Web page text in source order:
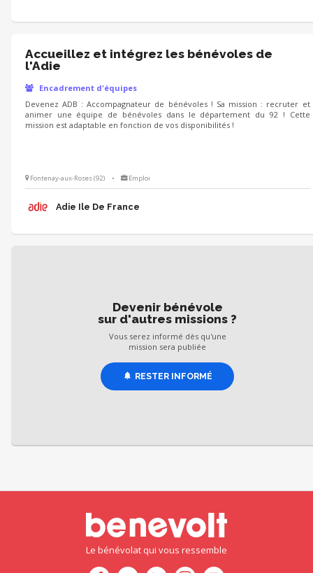
Accueillez et intégrez les bénévoles de
l'Adie
Encadrement d'équipes
Devenez ADB : Accompagnateur de bénévoles ! Sa mission : recruter et
animer une équipe de bénévoles dans le département du 92 ! Cette
mission est adaptable en fonction de vos disponibilités !
Fontenay-aux-Roses (92) • Emploi
Adie Ile De France
Devenir bénévole
sur d'autres missions ?
Vous serez informé dès qu'une
mission sera publiée
RESTER INFORMÉ
Le bénévolat qui vous ressemble